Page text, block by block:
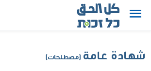
شهادة عامة (مصطلحات)